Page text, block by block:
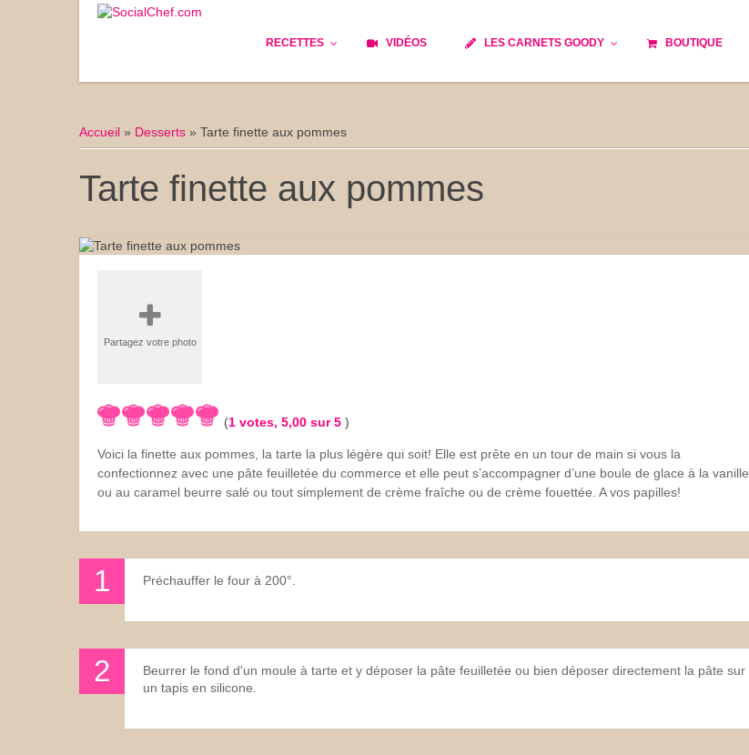
RECETTES
Le Pain
Apéritifs Cuisine française traditionnelle
VIDÉOS LES CARNETS GOODY
Spécialité culinaire
Les astuces Goody
BOUTIQUE
Accueil » Desserts » Tarte finette aux pommes
Tarte finette aux pommes
Partagez votre photo
(1 votes, 5,00 sur 5 )
Voici la finette aux pommes, la tarte la plus légère qui soit! Elle est prête en un tour de main si vous la
confectionnez avec une pâte feuilletée du commerce et elle peut s’accompagner d’une boule de glace à la vanille
ou au caramel beurre salé ou tout simplement de crème fraîche ou de crème fouettée. A vos papilles!
Préchauffer le four à 200°.
Beurrer le fond d'un moule à tarte et y déposer la pâte feuilletée ou bien déposer directement la pâte sur
un tapis en silicone.